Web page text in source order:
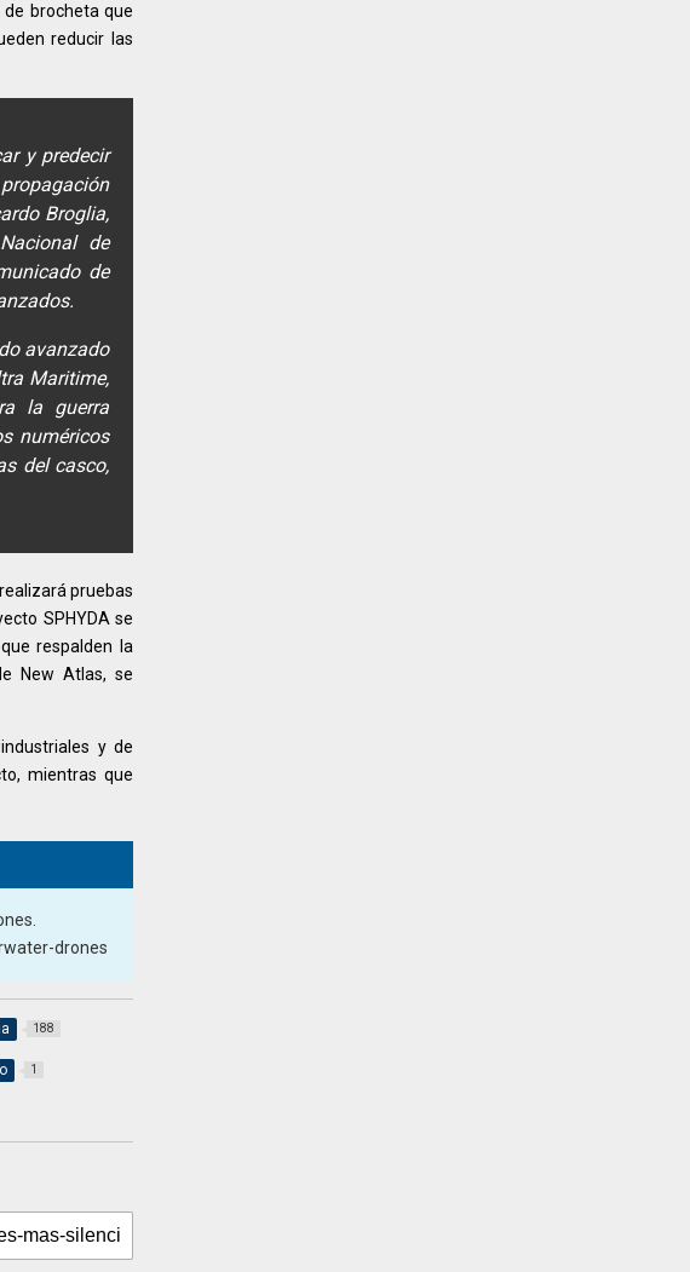
brocheta que
reducir las
y predecir
Broglia,
de
de
avanzado
Maritime,
la guerra
numéricos
del casco,
pruebas
SPHYDA se
respalden la
New Atlas, se
y de
mientras que
drones
188
1